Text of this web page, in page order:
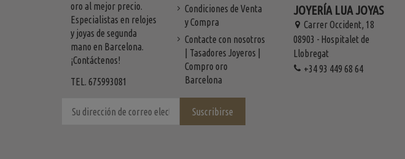
oro al mejor precio.
Especialistas en relojes
y joyas de segunda
mano en Barcelona.
¡Contáctenos!
TEL. 675993081
Condiciones de Venta
y Compra
Contacte con nosotros
| Tasadores Joyeros |
Compro oro
Barcelona
JOYERÍA LUA JOYAS
Carrer Occident, 18
08903 - Hospitalet de
Llobregat
+34 93 449 68 64